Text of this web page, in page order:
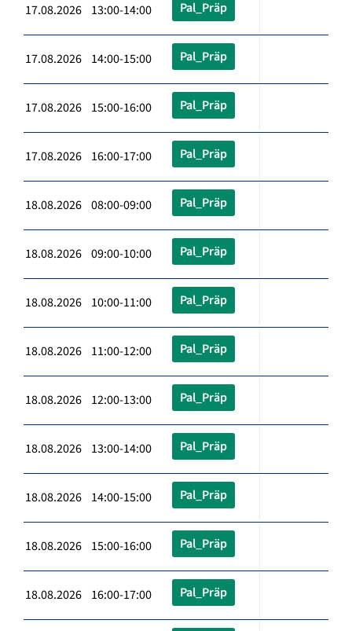
17.08.2026 13:00-14:00 Pal_Präp
17.08.2026 14:00-15:00 Pal_Präp
17.08.2026 15:00-16:00 Pal_Präp
17.08.2026 16:00-17:00 Pal_Präp
18.08.2026 08:00-09:00 Pal_Präp
18.08.2026 09:00-10:00 Pal_Präp
18.08.2026 10:00-11:00 Pal_Präp
18.08.2026 11:00-12:00 Pal_Präp
18.08.2026 12:00-13:00 Pal_Präp
18.08.2026 13:00-14:00 Pal_Präp
18.08.2026 14:00-15:00 Pal_Präp
18.08.2026 15:00-16:00 Pal_Präp
18.08.2026 16:00-17:00 Pal_Präp